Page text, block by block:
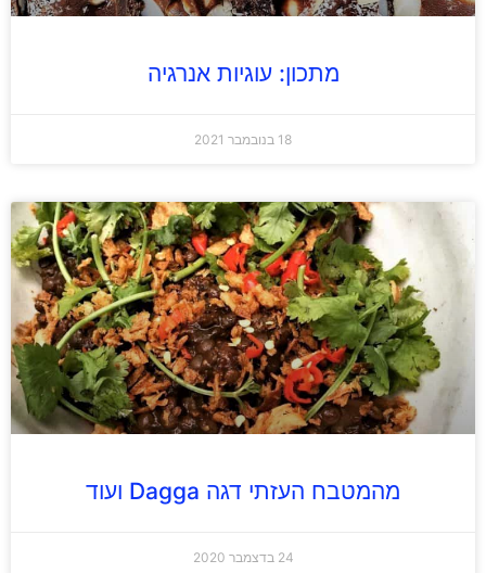
מתכון: עוגיות אנרגיה
18 בנובמבר 2021
מהמטבח העזתי דגה Dagga ועוד
24 בדצמבר 2020